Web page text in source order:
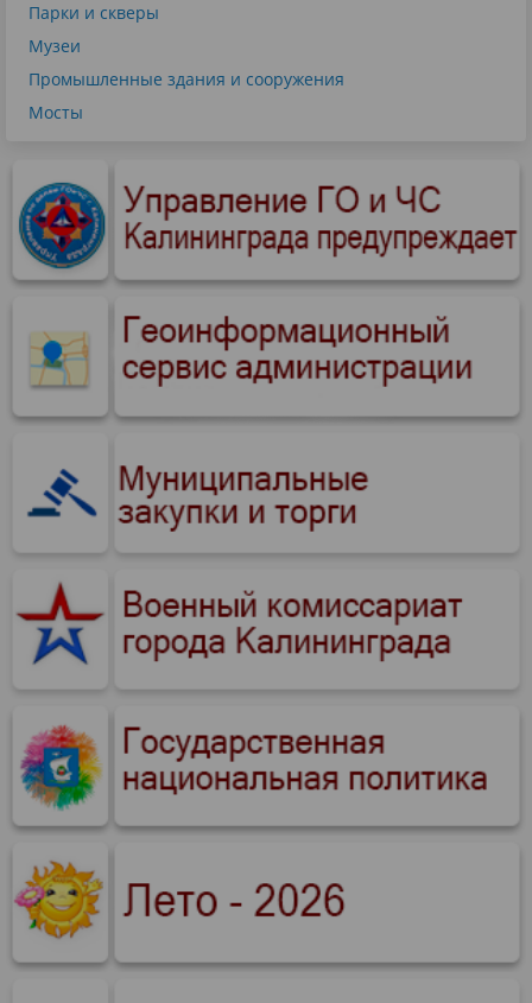
Парки и скверы
Музеи
Промышленные здания и сооружения
Мосты